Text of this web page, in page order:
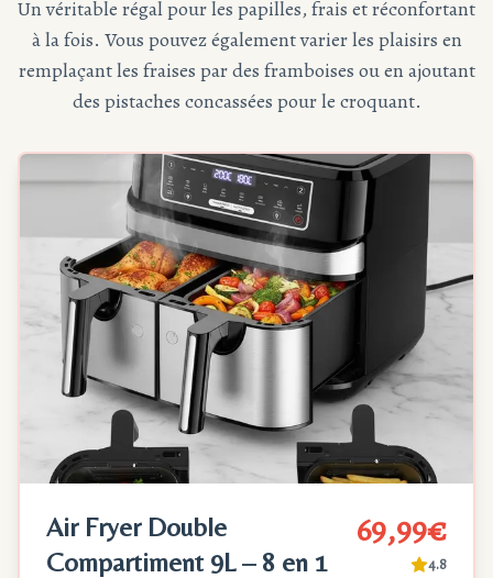
Un véritable régal pour les papilles, frais et réconfortant
à la fois. Vous pouvez également varier les plaisirs en
remplaçant les fraises par des framboises ou en ajoutant
des pistaches concassées pour le croquant.
Air Fryer Double
Compartiment 9L – 8 en 1
69,99€
4.8